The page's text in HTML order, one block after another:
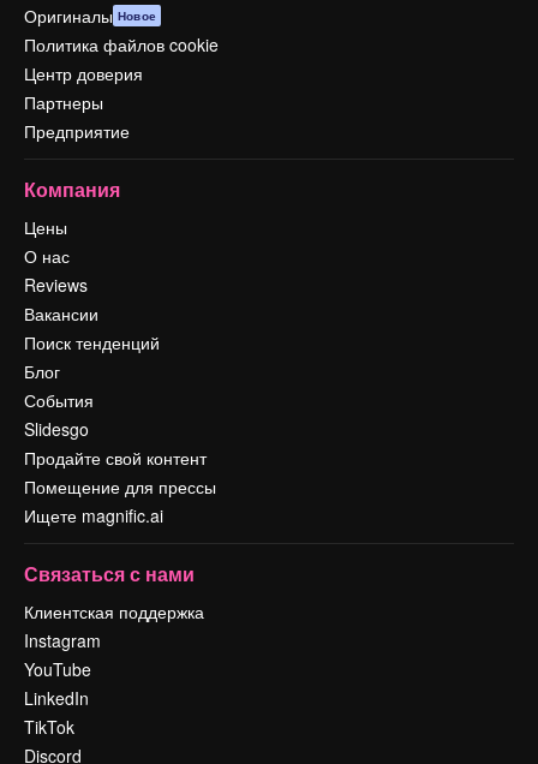
Оригиналы Новое
Политика файлов cookie
Центр доверия
Партнеры
Предприятие
Компания
Цены
О нас
Reviews
Вакансии
Поиск тенденций
Блог
События
Slidesgo
Продайте свой контент
Помещение для прессы
Ищете magnific.ai
Связаться с нами
Клиентская поддержка
Instagram
YouTube
LinkedIn
TikTok
Discord